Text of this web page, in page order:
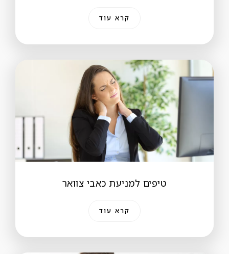
קרא עוד
טיפים למניעת כאבי צוואר
קרא עוד